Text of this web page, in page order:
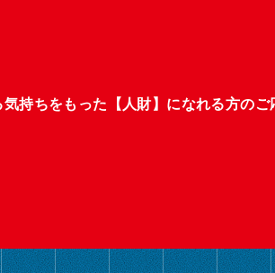
ちをもった【人財】になれる方のご